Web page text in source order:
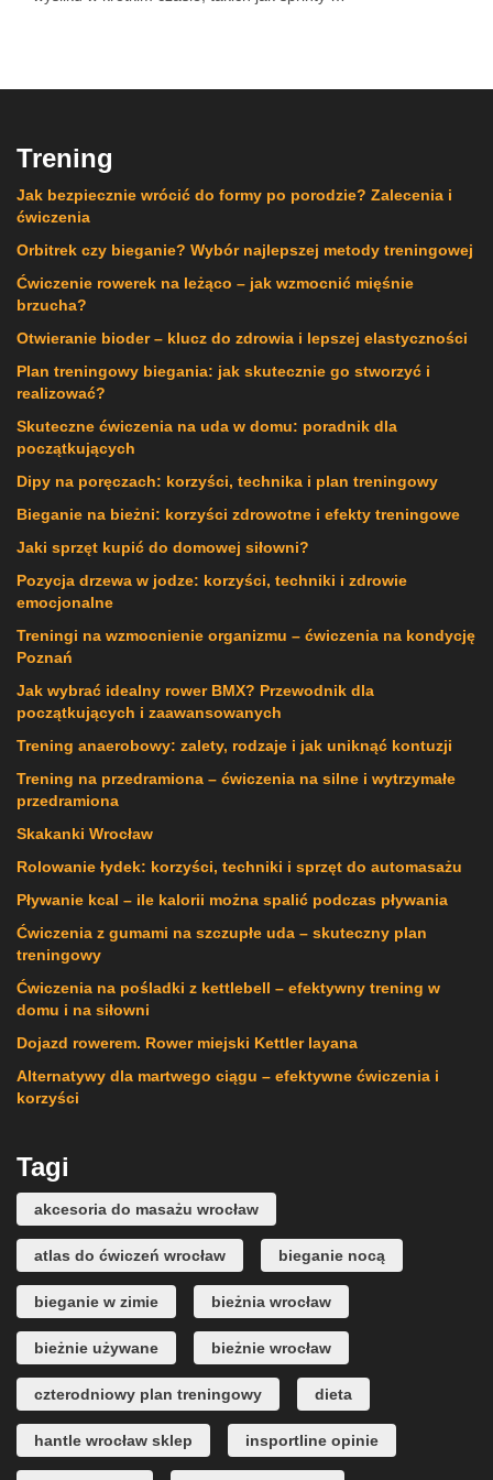
Trening
Jak bezpiecznie wrócić do formy po porodzie? Zalecenia i
ćwiczenia
Orbitrek czy bieganie? Wybór najlepszej metody treningowej
Ćwiczenie rowerek na leżąco – jak wzmocnić mięśnie
brzucha?
Otwieranie bioder – klucz do zdrowia i lepszej elastyczności
Plan treningowy biegania: jak skutecznie go stworzyć i
realizować?
Skuteczne ćwiczenia na uda w domu: poradnik dla
początkujących
Dipy na poręczach: korzyści, technika i plan treningowy
Bieganie na bieżni: korzyści zdrowotne i efekty treningowe
Jaki sprzęt kupić do domowej siłowni?
Pozycja drzewa w jodze: korzyści, techniki i zdrowie
emocjonalne
Treningi na wzmocnienie organizmu – ćwiczenia na kondycję
Poznań
Jak wybrać idealny rower BMX? Przewodnik dla
początkujących i zaawansowanych
Trening anaerobowy: zalety, rodzaje i jak uniknąć kontuzji
Trening na przedramiona – ćwiczenia na silne i wytrzymałe
przedramiona
Skakanki Wrocław
Rolowanie łydek: korzyści, techniki i sprzęt do automasażu
Pływanie kcal – ile kalorii można spalić podczas pływania
Ćwiczenia z gumami na szczupłe uda – skuteczny plan
treningowy
Ćwiczenia na pośladki z kettlebell – efektywny trening w
domu i na siłowni
Dojazd rowerem. Rower miejski Kettler layana
Alternatywy dla martwego ciągu – efektywne ćwiczenia i
korzyści
Tagi
akcesoria do masażu wrocław
atlas do ćwiczeń wrocław bieganie nocą
bieganie w zimie bieżnia wrocław
bieżnie używane bieżnie wrocław
czterodniowy plan treningowy dieta
hantle wrocław sklep insportline opinie